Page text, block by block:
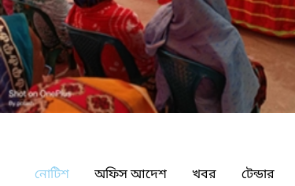
নোটিশ অফিস আদেশ খবর টেন্ডার